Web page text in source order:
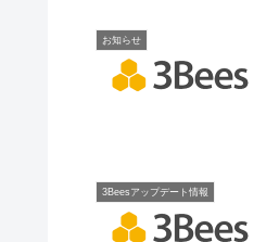
お知らせ
3Beesアップデート情報